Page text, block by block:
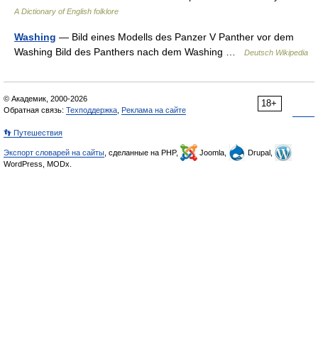
A Dictionary of English folklore
Washing — Bild eines Modells des Panzer V Panther vor dem
Washing Bild des Panthers nach dem Washing …
Deutsch Wikipedia
18+
© Академик, 2000-2026
Обратная связь: Техподдержка Реклама на сайте
👣 Путешествия
Экспорт словарей на сайты , сделанные на PHP, Joomla,
Drupal,
WordPress, MODx.